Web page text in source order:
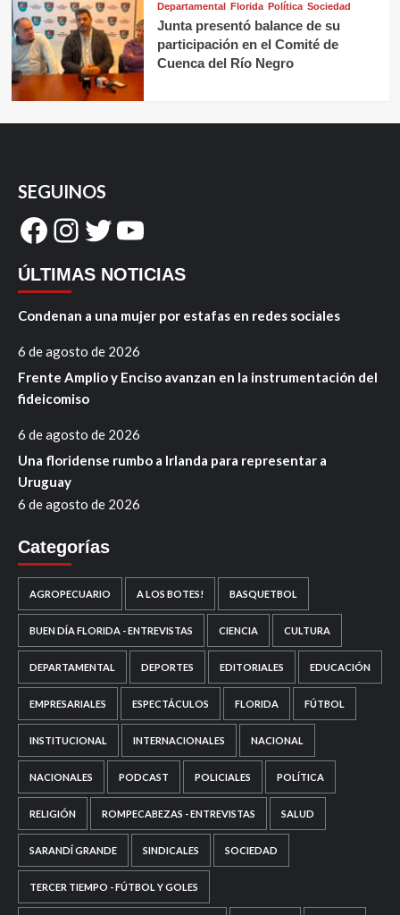
Departamental Florida Política Sociedad
Junta presentó balance de su
participación en el Comité de
Cuenca del Río Negro
SEGUINOS
Facebook
Instagram
Twitter
YouTube
ÚLTIMAS NOTICIAS
Condenan a una mujer por estafas en redes sociales
6 de agosto de 2026
Frente Amplio y Enciso avanzan en la instrumentación del
fideicomiso
6 de agosto de 2026
Una floridense rumbo a Irlanda para representar a
Uruguay
6 de agosto de 2026
Categorías
AGROPECUARIO A LOS BOTES! BASQUETBOL
BUEN DÍA FLORIDA - ENTREVISTAS CIENCIA CULTURA
DEPARTAMENTAL DEPORTES EDITORIALES EDUCACIÓN
EMPRESARIALES ESPECTÁCULOS FLORIDA FÚTBOL
INSTITUCIONAL INTERNACIONALES NACIONAL
NACIONALES PODCAST POLICIALES POLÍTICA
RELIGIÓN ROMPECABEZAS - ENTREVISTAS SALUD
SARANDÍ GRANDE SINDICALES SOCIEDAD
TERCER TIEMPO - FÚTBOL Y GOLES